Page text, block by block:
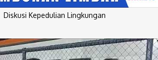
Diskusi Kepedulian Lingkungan